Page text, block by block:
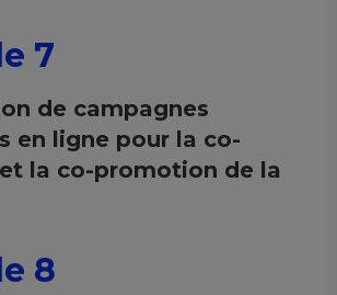
7
de campagnes
en ligne pour la co-
la co-promotion de la
8